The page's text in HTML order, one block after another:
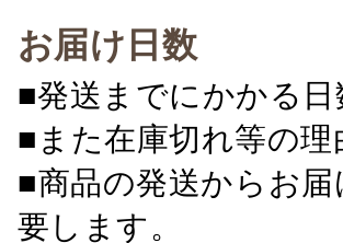
お届け日数
■発送までにかかる
■また在庫切れ等の
■商品の発送からお
要します。